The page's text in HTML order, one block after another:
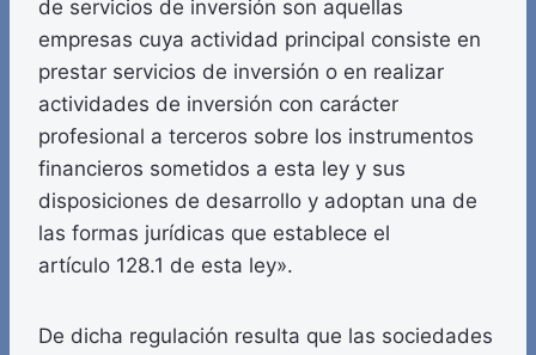
de servicios de inversión son aquellas
empresas cuya actividad principal consiste en
prestar servicios de inversión o en realizar
actividades de inversión con carácter
profesional a terceros sobre los instrumentos
financieros sometidos a esta ley y sus
disposiciones de desarrollo y adoptan una de
las formas jurídicas que establece el
artículo 128.1 de esta ley».
De dicha regulación resulta que las sociedades